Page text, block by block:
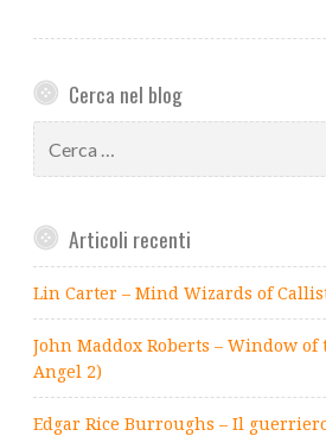
Cerca nel blog
per:
Articoli recenti
Lin Carter – Mind Wizards of
John Maddox Roberts – Window of
Angel 2)
Edgar Rice Burroughs – Il